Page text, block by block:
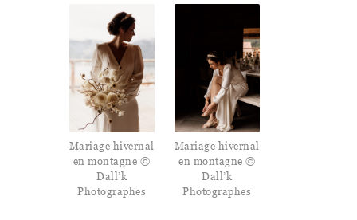
Mariage hivernal
en montagne ©
Dall’k
Photographes
Mariage hivernal
en montagne ©
Dall’k
Photographes